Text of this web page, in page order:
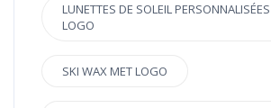
LUNETTES DE SOLEIL
LOGO
SKI WAX MET LOGO